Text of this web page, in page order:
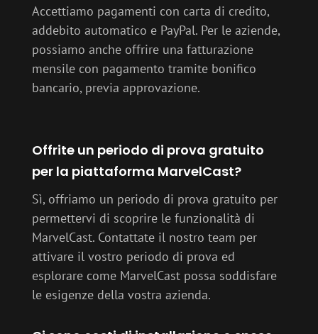
Accettiamo pagamenti con carta di credito,
addebito automatico e PayPal. Per le aziende,
possiamo anche offrire una fatturazione
mensile con pagamento tramite bonifico
bancario, previa approvazione.
Offrite un periodo di prova gratuito
per la piattaforma MarvelCast?
Sì, offriamo un periodo di prova gratuito per
permettervi di scoprire le funzionalità di
MarvelCast. Contattate il nostro team per
attivare il vostro periodo di prova ed
esplorare come MarvelCast possa soddisfare
le esigenze della vostra azienda.